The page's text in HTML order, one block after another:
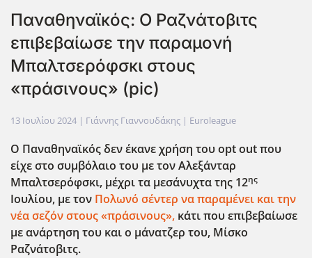
Παναθηναϊκός: Ο Ραζνάτοβιτς
επιβεβαίωσε την παραμονή
Μπαλτσερόφσκι στους
«πράσινους» (pic)
13 Ιουλίου 2024 | Γιάννης Γιαννουδάκης | Euroleague
Ο Παναθηναϊκός δεν έκανε χρήση του optoutπου
είχε στο συμβόλαιο του με τον Αλεξάνταρ
Μπαλτσερόφσκι, μέχρι τα μεσάνυχτα της 12ης
Ιουλίου, με τον Πολωνό σέντερ να παραμένει και την
νέα σεζόν στους «πράσινους», κάτι που επιβεβαίωσε
με ανάρτηση του και ο μάνατζερ του, Μίσκο
Ραζνάτοβιτς.